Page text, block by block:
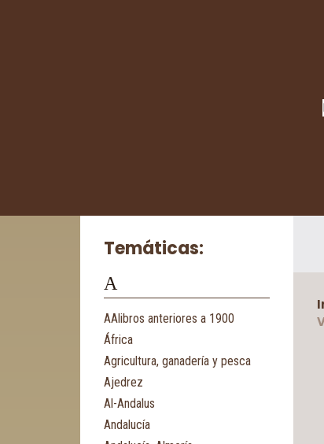
Temáticas:
A
AAlibros anteriores a 1900
África
Agricultura, ganadería y pesca
Ajedrez
Al-Andalus
Andalucía